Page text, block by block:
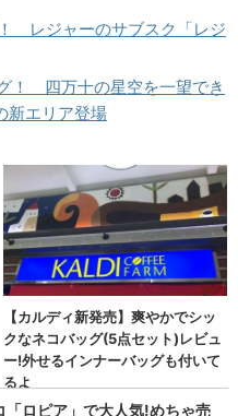
レジャーのサブスク「レジ
！ 四万十の星空を一望でき
新エリア登場